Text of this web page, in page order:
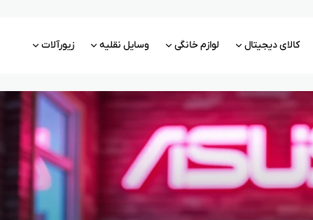
کالای دیجیتال لوازم خانگی وسایل نقلیه زیورآلات